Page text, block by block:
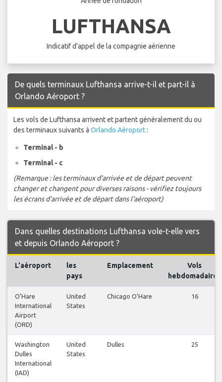
LUFTHANSA
Indicatif d'appel de la compagnie aérienne
De quels terminaux Lufthansa arrive-t-il et part-il à
Orlando Aéroport ?
Les vols de Lufthansa arrivent et partent généralement du ou
des terminaux suivants à Orlando Aéroport:
Terminal - b
Terminal - c
(Remarque : les terminaux d'arrivée et de départ peuvent
changer et changent pour diverses raisons - vérifiez toujours
les écrans d'arrivée et de départ dans l'aéroport)
Dans quelles destinations Lufthansa vole-t-elle vers
et depuis Orlando Aéroport ?
L'aéroport
les
pays
Emplacement
Vols
hebdomadaires
O'Hare
International
Airport
(ORD)
United
States
Chicago O'Hare 16
Washington
Dulles
International
(IAD)
United
States
Dulles 25